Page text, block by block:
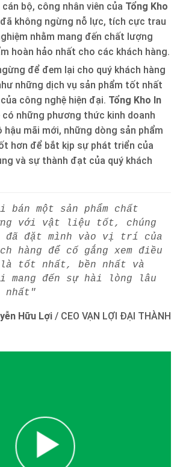
bộ, công nhân viên của Tổng Kho
đã không ngừng nỗ lực, tích cực trau
nhằm mang đến chất lượng
hoàn hảo nhất cho các khách hàng.
để đem lại cho quý khách hàng
những dịch vụ sản phẩm tốt nhất
công nghệ hiện đại. Tổng Kho In
có những phương thức kinh doanh
hậu mãi mới, những dòng sản phẩm
hơn để bắt kịp sự phát triển của
và sự thành đạt của quý khách
bán một sản phẩm chất
với vật liệu tốt, chúng
đã đặt mình vào vị trí của
hàng để cố gắng xem điều
tốt nhất, bền nhất và
mang đến sự hài lòng lâu
nhất"
Hữu Lợi / CEO VẠN LỢI ĐẠI THÀNH